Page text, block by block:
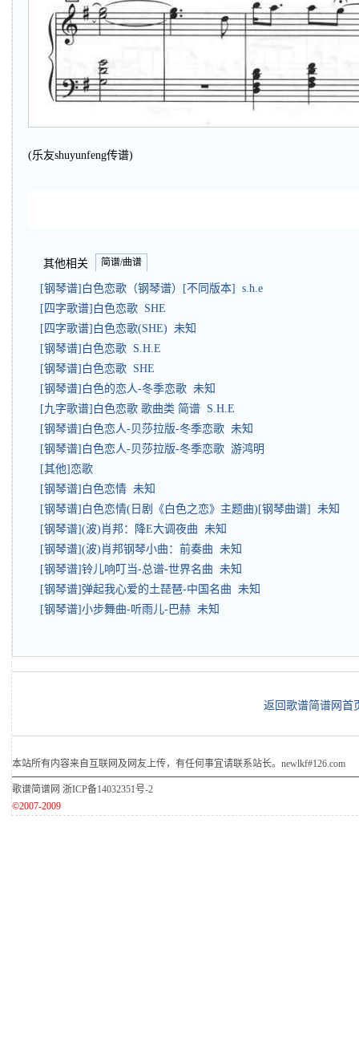
(乐友shuyunfeng传谱)
其他相关 简谱/曲谱
[钢琴谱]白色恋歌（钢琴谱）[不同版本] s.h.e
[四字歌谱]白色恋歌 SHE
[四字歌谱]白色恋歌(SHE) 未知
[钢琴谱]白色恋歌 S.H.E
[钢琴谱]白色恋歌 SHE
[钢琴谱]白色的恋人-冬季恋歌 未知
[九字歌谱]白色恋歌 歌曲类 简谱 S.H.E
[钢琴谱]白色恋人-贝莎拉版-冬季恋歌 未知
[钢琴谱]白色恋人-贝莎拉版-冬季恋歌 游鸿明
[其他]恋歌
[钢琴谱]白色恋情 未知
[钢琴谱]白色恋情(日剧《白色之恋》主题曲)[钢琴曲谱] 未知
[钢琴谱](波)肖邦：降E大调夜曲 未知
[钢琴谱](波)肖邦钢琴小曲：前奏曲 未知
[钢琴谱]铃儿响叮当-总谱-世界名曲 未知
[钢琴谱]弹起我心爱的土琵琶-中国名曲 未知
[钢琴谱]小步舞曲-听雨儿-巴赫 未知
返回歌谱简谱网首
本站所有内容来自互联网及网友上传，有任何事宜请联系站长。newlkf#126.com
歌谱简谱网 浙ICP备14032351号-2
©2007-2009